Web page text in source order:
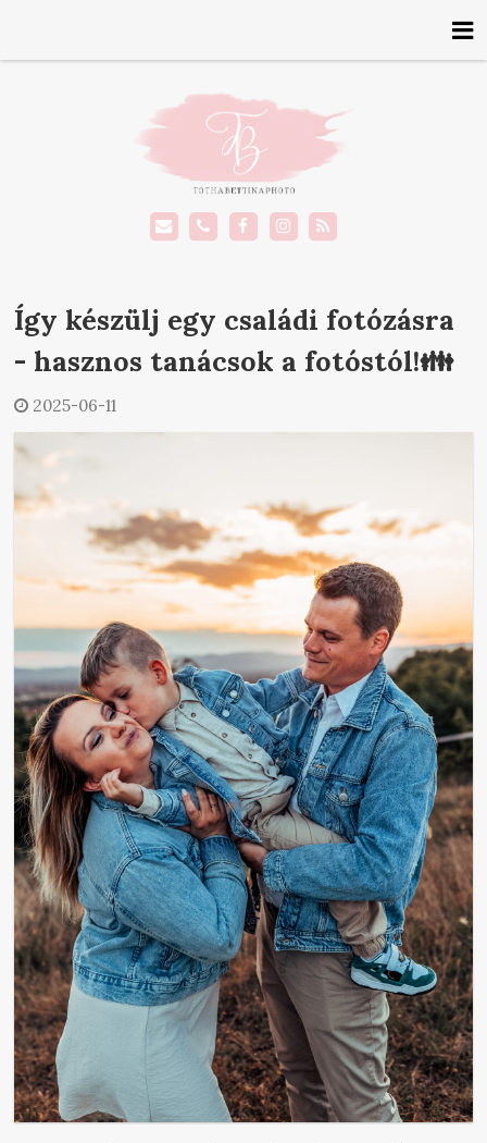
Így készülj egy családi fotózásra
- hasznos tanácsok a fotóstól!👪
2025-06-11